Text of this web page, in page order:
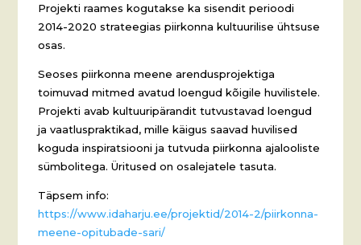
Projekti raames kogutakse ka sisendit perioodi
2014-2020 strateegias piirkonna kultuurilise ühtsuse
osas.
Seoses piirkonna meene arendusprojektiga
toimuvad mitmed avatud loengud kõigile huvilistele.
Projekti avab kultuuripärandit tutvustavad loengud
ja vaatluspraktikad, mille käigus saavad huvilised
koguda inspiratsiooni ja tutvuda piirkonna ajalooliste
sümbolitega. Üritused on osalejatele tasuta.
Täpsem info:
https://www.idaharju.ee/projektid/2014-2/piirkonna-
meene-opitubade-sari/